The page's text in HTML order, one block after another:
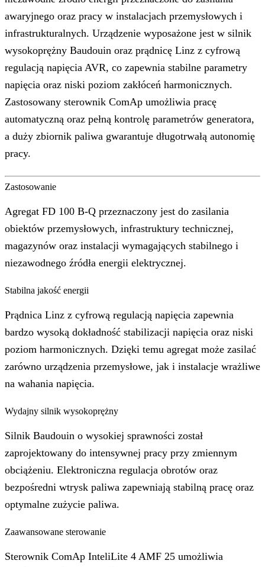
awaryjnego oraz pracy w instalacjach przemysłowych i
infrastrukturalnych. Urządzenie wyposażone jest w silnik
wysokoprężny Baudouin oraz prądnicę Linz z cyfrową
regulacją napięcia AVR, co zapewnia stabilne parametry
napięcia oraz niski poziom zakłóceń harmonicznych.
Zastosowany sterownik ComAp umożliwia pracę
automatyczną oraz pełną kontrolę parametrów generatora,
a duży zbiornik paliwa gwarantuje długotrwałą autonomię
pracy.
Zastosowanie
Agregat FD 100 B-Q przeznaczony jest do zasilania
obiektów przemysłowych, infrastruktury technicznej,
magazynów oraz instalacji wymagających stabilnego i
niezawodnego źródła energii elektrycznej.
Stabilna jakość energii
Prądnica Linz z cyfrową regulacją napięcia zapewnia
bardzo wysoką dokładność stabilizacji napięcia oraz niski
poziom harmonicznych. Dzięki temu agregat może zasilać
zarówno urządzenia przemysłowe, jak i instalacje wrażliwe
na wahania napięcia.
Wydajny silnik wysokoprężny
Silnik Baudouin o wysokiej sprawności został
zaprojektowany do intensywnej pracy przy zmiennym
obciążeniu. Elektroniczna regulacja obrotów oraz
bezpośredni wtrysk paliwa zapewniają stabilną pracę oraz
optymalne zużycie paliwa.
Zaawansowane sterowanie
Sterownik ComAp InteliLite 4 AMF 25 umożliwia